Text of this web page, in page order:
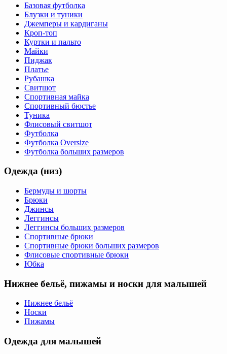
Базовая футболка
Блузки и туники
Джемперы и кардиганы
Кроп-топ
Куртки и пальто
Майки
Пиджак
Платье
Рубашка
Свитшот
Спортивная майка
Спортивный бюстье
Туника
Флисовый свитшот
Футболка
Футболка Oversize
Футболка больших размеров
Одежда (низ)
Бермуды и шорты
Брюки
Джинсы
Леггинсы
Леггинсы больших размеров
Спортивные брюки
Спортивные брюки больших размеров
Флисовые спортивные брюки
Юбка
Нижнее бельё, пижамы и носки для малышей
Нижнее бельё
Носки
Пижамы
Одежда для малышей